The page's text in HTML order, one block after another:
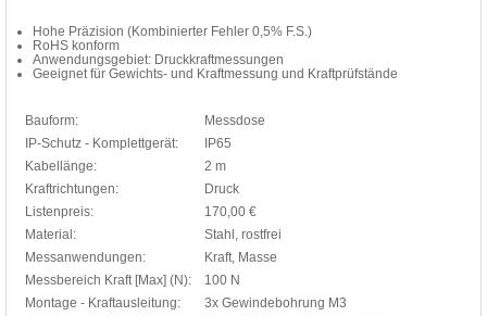
Hohe Präzision (Kombinierter Fehler 0,5% F.S.)
RoHS konform
Anwendungsgebiet: Druckkraftmessungen
Geeignet für Gewichts- und Kraftmessung und Kraftprüfstände
Bauform:
Messdose
IP-Schutz - Komplettgerät:
IP65
Kabellänge:
2 m
Kraftrichtungen:
Druck
Listenpreis:
170,00 €
Material:
Stahl, rostfrei
Messanwendungen:
Kraft, Masse
Messbereich Kraft [Max] (N):
100 N
Montage - Kraftausleitung:
3x Gewindebohrung M3